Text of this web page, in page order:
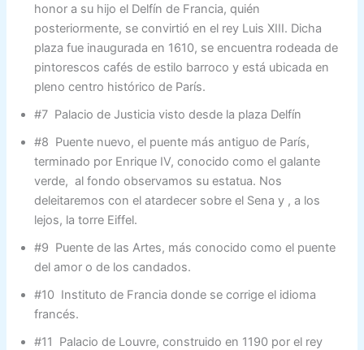
honor a su hijo el Delfín de Francia, quién
posteriormente, se convirtió en el rey Luis XIII. Dicha
plaza fue inaugurada en 1610, se encuentra rodeada de
pintorescos cafés de estilo barroco y está ubicada en
pleno centro histórico de París.
#7 Palacio de Justicia visto desde la plaza Delfín
#8 Puente nuevo, el puente más antiguo de París,
terminado por Enrique IV, conocido como el galante
verde, al fondo observamos su estatua. Nos
deleitaremos con el atardecer sobre el Sena y , a los
lejos, la torre Eiffel.
#9 Puente de las Artes, más conocido como el puente
del amor o de los candados.
#10 Instituto de Francia donde se corrige el idioma
francés.
#11 Palacio de Louvre, construido en 1190 por el rey